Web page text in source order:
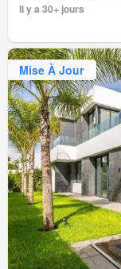
Il y a 30+ jours
Mise À Jour